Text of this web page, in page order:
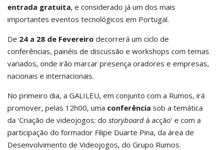
entrada gratuita, e considerado já um dos mais
importantes eventos tecnológicos em Portugal.
De 24 a 28 de Fevereiro decorrerá um ciclo de
conferências, painéis de discussão e workshops com temas
variados, onde irão marcar presença oradores e empresas,
nacionais e internacionais.
No primeiro dia, a GALILEU, em conjunto com a Rumos, irá
promover, pelas 12h00, uma conferência sob a temática
da ‘Criação de videojogos: do storyboard à acção’ e com a
participação do formador Filipe Duarte Pina, da área de
Desenvolvimento de Videojogos, do Grupo Rumos.